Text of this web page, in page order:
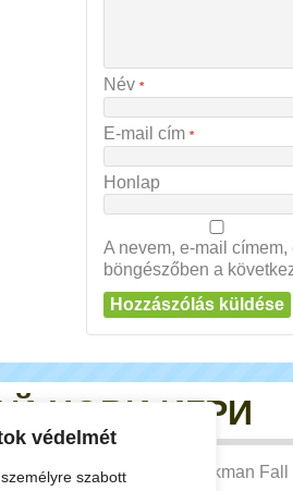
védelmét
szabott
Név *
E-mail cím *
Honlap
A nevem, e-mail
böngészőben a
НОВИ ИГРИ
Közös.. Stickman